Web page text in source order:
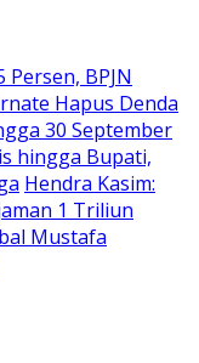
BPJN
Hapus Denda
30 September
hingga Bupati,
Hendra Kasim:
1 Triliun
Mustafa